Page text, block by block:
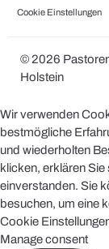
Cookie Einstellungen
© 2026
Holstein
Wir verwenden
bestmögliche
und wiederholten
klicken, erklären
einverstanden. Sie
besuchen, um eine
Cookie
Manage consent